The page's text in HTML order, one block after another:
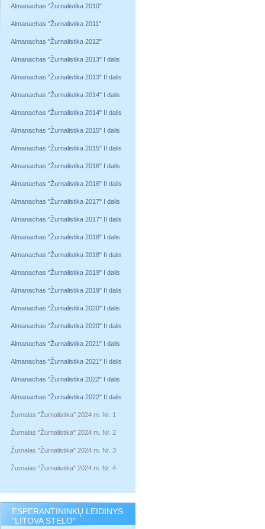
Almanachas "Žurnalistika 2010"
Almanachas "Žurnalistika 2011"
Almanachas "Žurnalistika 2012"
Almanachas "Žurnalistika 2013" I dalis
Almanachas "Žurnalistika 2013" II dalis
Almanachas "Žurnalistika 2014" I dalis
Almanachas "Žurnalistika 2014" II dalis
Almanachas "Žurnalistika 2015" I dalis
Almanachas "Žurnalistika 2015" II dalis
Almanachas "Žurnalistika 2016" I dalis
Almanachas "Žurnalistika 2016" II dalis
Almanachas "Žurnalistika 2017" I dalis
Almanachas "Žurnalistika 2017" II dalis
Almanachas "Žurnalistika 2018" I dalis
Almanachas "Žurnalistika 2018" II dalis
Almanachas "Žurnalistika 2019" I dalis
Almanachas "Žurnalistika 2019" II dalis
Almanachas "Žurnalistika 2020" I dalis
Almanachas "Žurnalistika 2020" II dalis
Almanachas "Žurnalistika 2021" I dalis
Almanachas "Žurnalistika 2021" II dalis
Almanachas "Žurnalistika 2022" I dalis
Almanachas "Žurnalistika 2022" II dalis
Žurnalas "Žurnalistika" 2024 m. Nr. 1
Žurnalas "Žurnalistika" 2024 m. Nr. 2
Žurnalas "Žurnalistika" 2024 m. Nr. 3
Žurnalas "Žurnalistika" 2024 m. Nr. 4
ESPERANTININKŲ LEIDINYS
"LITOVA STELO"